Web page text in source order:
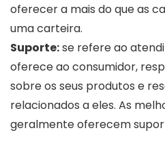
oferecer a mais do que as
uma carteira.
Suporte:se refere ao
oferece ao consumidor,
sobre os seus produtos e
relacionados a eles. As
geralmente oferecem